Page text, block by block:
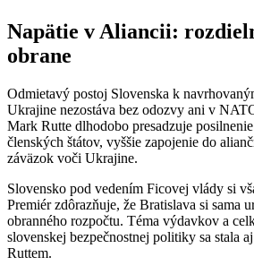
Napätie v Aliancii:
obrane
Odmietavý postoj Slovenska k
Ukrajine nezostáva bez odozvy ani v
Mark Rutte dlhodobo presadzuje
členských štátov, vyššie zapojenie do
záväzok voči Ukrajine.
Slovensko pod vedením Ficovej vlády si
Premiér zdôrazňuje, že Bratislava si sama
obranného rozpočtu. Téma výdavkov a
slovenskej bezpečnostnej politiky sa stala
Ruttem.